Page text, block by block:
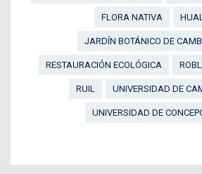
FLORA NATIVA
JARDÍN BOTÁNICO DE
RESTAURACIÓN ECOLÓGICA
RUIL UNIVERSIDAD DE
UNIVERSIDAD DE